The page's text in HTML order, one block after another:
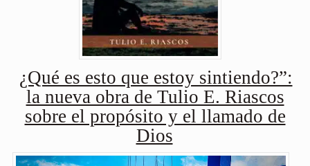
¿Qué es esto que estoy sintiendo?”:
la nueva obra de Tulio E. Riascos
sobre el propósito y el llamado de
Dios